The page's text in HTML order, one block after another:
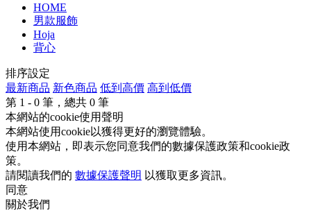
HOME
男款服飾
Hoja
背心
排序設定
最新商品 新色商品 低到高價 高到低價
第 1 - 0 筆，總共 0 筆
本網站的cookie使用聲明
本網站使用cookie以獲得更好的瀏覽體驗。
使用本網站，即表示您同意我們的數據保護政策和cookie政
策。
請閱讀我們的 數據保護聲明 以獲取更多資訊。
同意
關於我們